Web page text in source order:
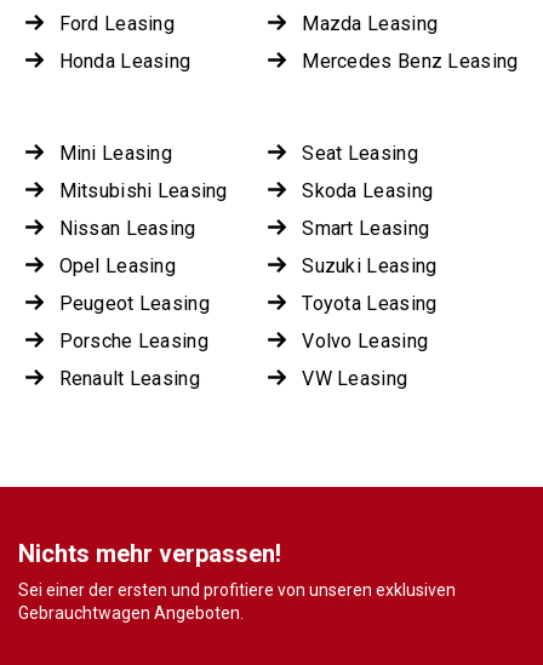
Ford Leasing
Honda Leasing
Mazda Leasing
Mercedes Benz Leasing
Mini Leasing
Mitsubishi Leasing
Nissan Leasing
Opel Leasing
Peugeot Leasing
Porsche Leasing
Renault Leasing
Seat Leasing
Skoda Leasing
Smart Leasing
Suzuki Leasing
Toyota Leasing
Volvo Leasing
VW Leasing
Nichts mehr verpassen!
Sei einer der ersten und profitiere von unseren exklusiven
Gebrauchtwagen Angeboten.